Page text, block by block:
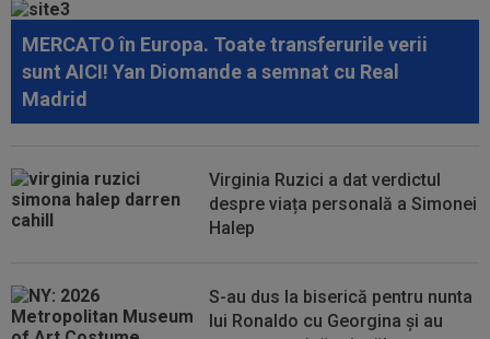
Trabzonspor, s-a accidentat în minutul 20...
08:10
Noul transfer al lui Real Madrid l-a lăsat
”mască” la debut: Jose Mourinho...
08:05
Belgienii s-au convins de Darius Olaru, după
07:55 Philip Otele a spus ”DA”: 3.000.000 de euro!
MERCATO în Europa. Toate transferurile verii
sunt AICI! Yan Diomande a semnat cu Real
Madrid
Virginia Ruzici a dat verdictul
despre viața personală a Simonei
Halep
S-au dus la biserică pentru nunta
lui Ronaldo cu Georgina și au